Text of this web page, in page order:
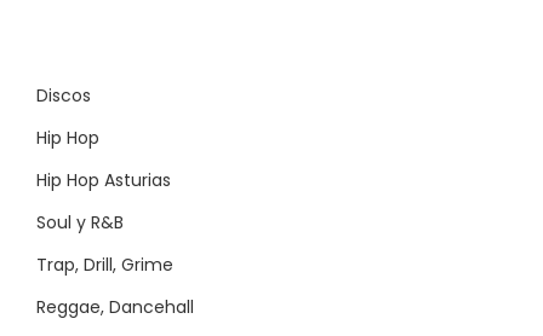
Discos
Hip Hop
Hip Hop Asturias
Soul y R&B
Trap, Drill, Grime
Reggae, Dancehall